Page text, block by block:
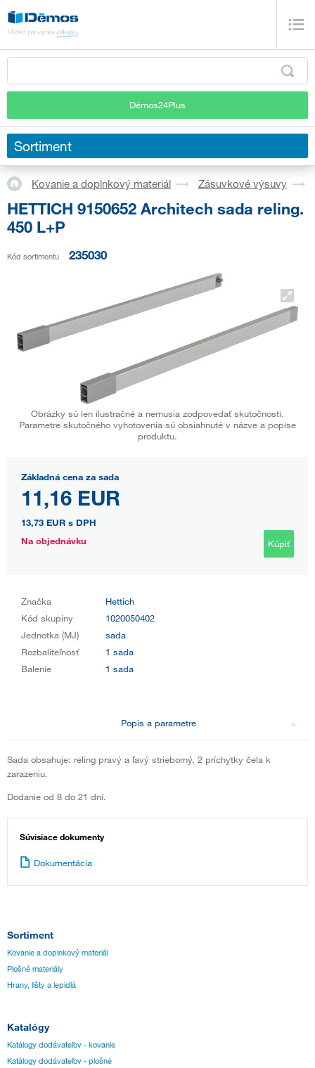
Démos24Plus
Sortiment
Kovanie a doplnkový materiál Zásuvkové výsuvy
HETTICH 9150652 Architech sada reling.
450 L+P
Kód sortimentu 235030
Obrázky sú len ilustračné a nemusia zodpovedať skutočnosti.
Parametre skutočného vyhotovenia sú obsiahnuté v názve a popise
produktu.
Základná cena za sada
11,16 EUR
13,73 EUR s DPH
Na objednávku
Kúpiť
Značka
Hettich
Kód skupiny
1020050402
Jednotka (MJ)
sada
Rozbaliteľnosť
1 sada
Balenie
1 sada
Popis a parametre
Sada obsahuje: reling pravý a ľavý strieborný, 2 príchytky čela k
zarazeniu.
Dodanie od 8 do 21 dní.
Súvisiace dokumenty
Dokumentácia
Sortiment
Kovanie a doplnkový materiál
Plošné materiály
Hrany, lišty a lepidlá
Katalógy
Katálogy dodávateľov - kovanie
Katálogy dodávateľov - plošné